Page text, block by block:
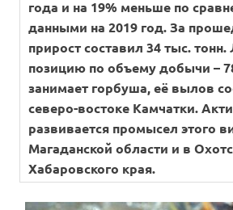
года и на 19% меньше по
данными на 2019 год. За
прирост составил 34 тыс.
позицию по объему добычи –
занимает горбуша, её вылов
северо-востоке Камчатки.
развивается промысел этого
Магаданской области и в
Хабаровского края.